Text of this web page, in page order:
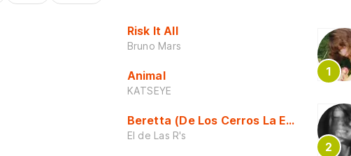
Risk It All
Bruno Mars
Animal
KATSEYE
Beretta (De Los Cerros La Escuela)
El de Las R's